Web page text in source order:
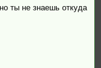
ты не знаешь откуда